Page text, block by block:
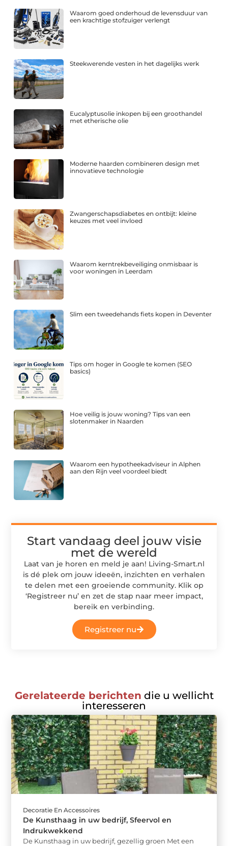
Waarom goed onderhoud de levensduur van
een krachtige stofzuiger verlengt
Steekwerende vesten in het dagelijks werk
Eucalyptusolie inkopen bij een groothandel
met etherische olie
Moderne haarden combineren design met
innovatieve technologie
Zwangerschapsdiabetes en ontbijt: kleine
keuzes met veel invloed
Waarom kerntrekbeveiliging onmisbaar is
voor woningen in Leerdam
Slim een tweedehands fiets kopen in Deventer
Tips om hoger in Google te komen (SEO
basics)
Hoe veilig is jouw woning? Tips van een
slotenmaker in Naarden
Waarom een hypotheekadviseur in Alphen
aan den Rijn veel voordeel biedt
Start vandaag deel jouw visie
met de wereld
Laat van je horen en meld je aan! Living-Smart.nl
is dé plek om jouw ideeën, inzichten en verhalen
te delen met een groeiende community. Klik op
‘Registreer nu’ en zet de stap naar meer impact,
bereik en verbinding.
Registreer nu
Gerelateerde berichten die u wellicht
interesseren
Decoratie En Accessoires
De Kunsthaag in uw bedrijf, Sfeervol en
Indrukwekkend
De Kunsthaag in uw bedrijf, gezellig groen Met een